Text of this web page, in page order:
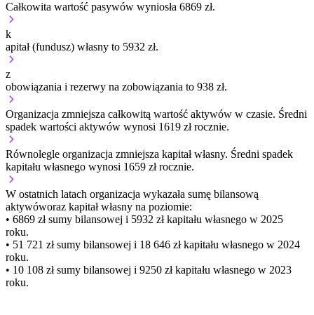
Całkowita wartość pasywów wyniosła 6869 zł.
k
apitał (fundusz) własny to 5932 zł.
z
obowiązania i rezerwy na zobowiązania to 938 zł.
Organizacja zmniejsza całkowitą wartość aktywów w czasie. Średni
spadek wartości aktywów wynosi 1619 zł rocznie.
Równolegle organizacja zmniejsza kapitał własny. Średni spadek
kapitału własnego wynosi 1659 zł rocznie.
W ostatnich latach organizacja wykazała sumę bilansową
aktywóworaz kapitał własny na poziomie:
• 6869 złsumy bilansowej i 5932 zł kapitału własnego w 2025
roku.
• 51 721 złsumy bilansowej i 18 646 zł kapitału własnego w 2024
roku.
• 10 108 złsumy bilansowej i 9250 zł kapitału własnego w 2023
roku.